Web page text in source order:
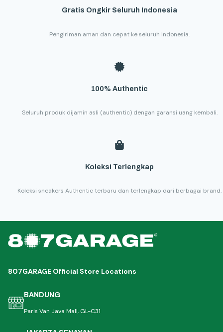
Gratis Ongkir Seluruh Indonesia
Pengiriman aman dan cepat ke seluruh Indonesia.
100% Authentic
Seluruh produk dijamin asli (authentic) dengan garansi uang kembali.
Koleksi Terlengkap
Koleksi sneakers Authentic terbaru dan terlengkap dari berbagai brand.
807GARAGE Official Store Locations
BANDUNG
Paris Van Java Mall, GL-C31